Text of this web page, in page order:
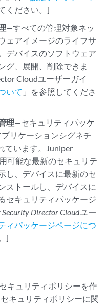
ください。]
—すべての管理対象ネッ
ェアイメージのライフサ
デバイスのソフトウェア
グ、展開、削除できま
Cloudユーザーガイ
いて 」を参照してくださ
理—セキュリティパッケ
リケーションシグネチ
います。 Juniper
可能な最新のセキュリテ
し、デバイスに最新のセ
ストールし、デバイスに
セキュリティパッケージ
Security Director Cloudユー
ィパッケージページにつ
]
キュリティポリシーを作
キュリティポリシーに関